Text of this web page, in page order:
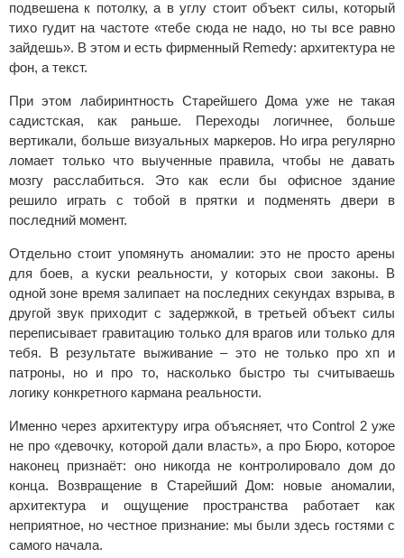
подвешена к потолку, а в углу стоит объект силы, который
тихо гудит на частоте «тебе сюда не надо, но ты все равно
зайдешь». В этом и есть фирменный Remedy: архитектура не
фон, а текст.
При этом лабиринтность Старейшего Дома уже не такая
садистская, как раньше. Переходы логичнее, больше
вертикали, больше визуальных маркеров. Но игра регулярно
ломает только что выученные правила, чтобы не давать
мозгу расслабиться. Это как если бы офисное здание
решило играть с тобой в прятки и подменять двери в
последний момент.
Отдельно стоит упомянуть аномалии: это не просто арены
для боев, а куски реальности, у которых свои законы. В
одной зоне время залипает на последних секундах взрыва, в
другой звук приходит с задержкой, в третьей объект силы
переписывает гравитацию только для врагов или только для
тебя. В результате выживание – это не только про хп и
патроны, но и про то, насколько быстро ты считываешь
логику конкретного кармана реальности.
Именно через архитектуру игра объясняет, что Control 2 уже
не про «девочку, которой дали власть», а про Бюро, которое
наконец признаёт: оно никогда не контролировало дом до
конца. Возвращение в Старейший Дом: новые аномалии,
архитектура и ощущение пространства работает как
неприятное, но честное признание: мы были здесь гостями с
самого начала.